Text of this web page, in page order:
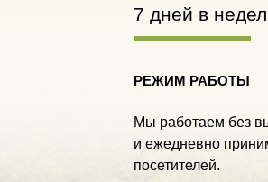
7 дней в
РЕЖИМ РАБОТЫ
Мы работаем без
и ежедневно
посетителей.